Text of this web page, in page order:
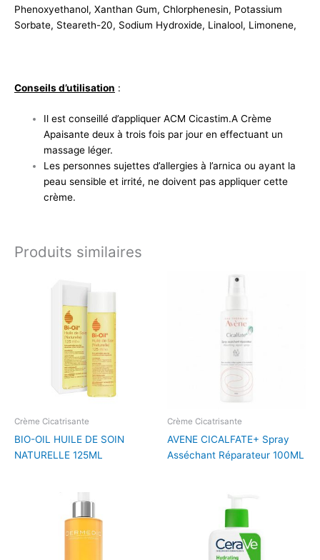
Phenoxyethanol, Xanthan Gum, Chlorphenesin, Potassium
Sorbate, Steareth-20, Sodium Hydroxide, Linalool, Limonene,
Conseils d’utilisation :
Il est conseillé d’appliquer ACM Cicastim.A Crème
Apaisante deux à trois fois par jour en effectuant un
massage léger.
Les personnes sujettes d’allergies à l’arnica ou ayant la
peau sensible et irrité, ne doivent pas appliquer cette
crème.
Produits similaires
Crème Cicatrisante
BIO-OIL HUILE DE SOIN
NATURELLE 125ML
Crème Cicatrisante
AVENE CICALFATE+ Spray
Asséchant Réparateur 100ML